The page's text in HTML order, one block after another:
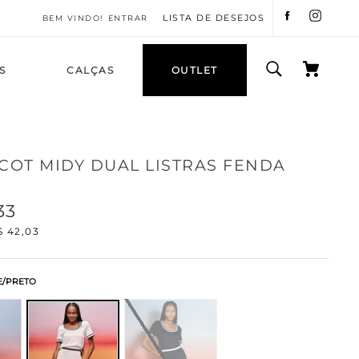
ENTRAR LISTA DE DESEJOS
CALÇAS OUTLET
MIDY DUAL LISTRAS FENDA
42,03
PRETO